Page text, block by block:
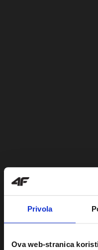
Privola
Ova web-stranica